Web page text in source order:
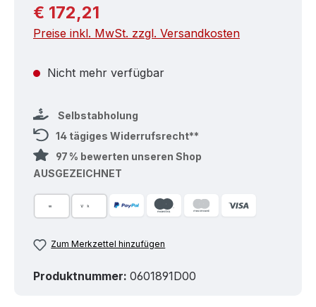
Regulärer Preis:
€ 172,21
Preise inkl. MwSt. zzgl. Versandkosten
Nicht mehr verfügbar
Selbstabholung
14 tägiges Widerrufsrecht**
97 % bewerten unseren Shop
AUSGEZEICHNET
Zum Merkzettel hinzufügen
Produktnummer: 0601891D00